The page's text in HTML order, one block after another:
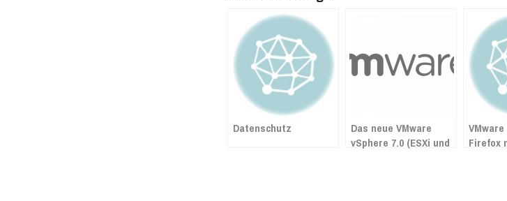
Datenschutz
Das neue VMware
vSphere 7.0 (ESXi und
Firefox